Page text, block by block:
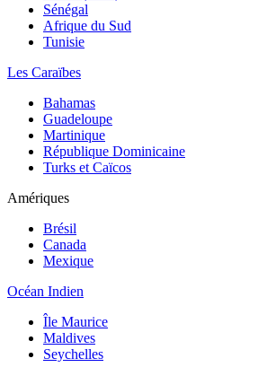
Sénégal
Afrique du Sud
Tunisie
Les Caraïbes
Bahamas
Guadeloupe
Martinique
République Dominicaine
Turks et Caïcos
Amériques
Brésil
Canada
Mexique
Océan Indien
Île Maurice
Maldives
Seychelles